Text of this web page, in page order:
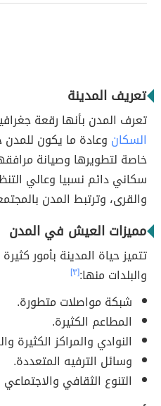
تعريف المدينة
تعرف المدن بأنها رقعة
السكان وعادة ما يكون
خاصة لتطويرها وصيانة
سكاني دائم نسبيا وعالي
والقرى، وترتبط المدن
مميزات العيش في المدن
تتميز حياة المدينة بأمور
والبلدات منها:[٣]
شبكة مواصلات متطورة.
المطاعم الكثيرة.
النوادي والمراكز الكثيرة
وسائل الترفيه المتعددة.
التنوع الثقافي